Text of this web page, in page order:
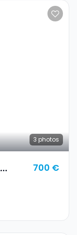
3 photos
700 €